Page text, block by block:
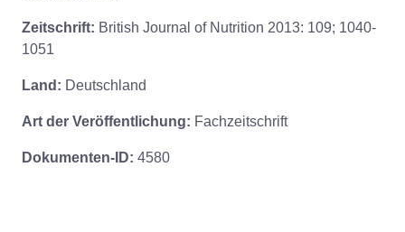
Zeitschrift: British Journal of Nutrition 2013: 109; 1040-
1051
Land: Deutschland
Art der Veröffentlichung: Fachzeitschrift
Dokumenten-ID: 4580